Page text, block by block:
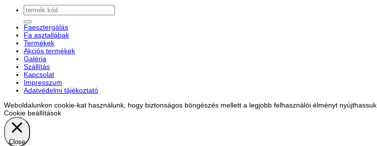
Keresés
a
következőre:
Faesztergálás
Fa asztallábak
Termékek
Akciós termékek
Galéria
Szállítás
Kapcsolat
Impresszum
Adatvédelmi tájékoztató
Weboldalunkon cookie-kat használunk, hogy biztonságos böngészés mellett a legjobb felhasználói élményt nyújthassuk.
Cookie beállítások
Close